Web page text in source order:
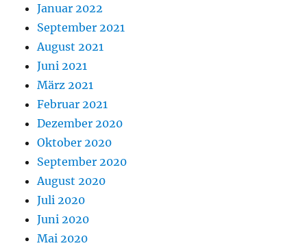
Januar 2022
September 2021
August 2021
Juni 2021
März 2021
Februar 2021
Dezember 2020
Oktober 2020
September 2020
August 2020
Juli 2020
Juni 2020
Mai 2020